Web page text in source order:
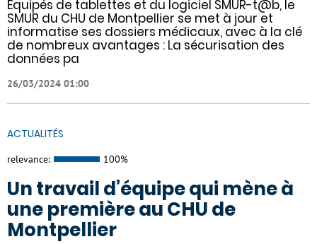
​​Equipés de tablettes et du logiciel SMUR-t@b, le
SMUR du CHU de Montpellier se met à jour et
informatise ses dossiers médicaux, avec à la clé
de nombreux avantages : ​​La sécurisation des
données pa
26/03/2024 01:00
ACTUALITÉS
relevance: 100%
Un travail d’équipe qui mène à
une première au CHU de
Montpellier